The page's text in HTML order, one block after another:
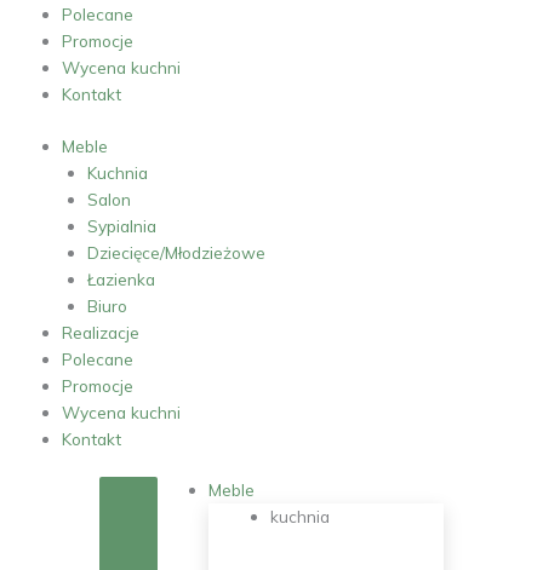
Polecane
Promocje
Wycena kuchni
Kontakt
Meble
Kuchnia
Salon
Sypialnia
Dziecięce/Młodzieżowe
Łazienka
Biuro
Realizacje
Polecane
Promocje
Wycena kuchni
Kontakt
Meble
kuchnia